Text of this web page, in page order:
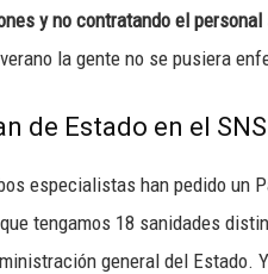
y no contratando el
la gente no se pusiera
de Estado en el SNS
especialistas han pedido un
tengamos 18 sanidades
general del Estado.